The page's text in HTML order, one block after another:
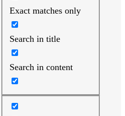
Exact matches only
Search in title
Search in content